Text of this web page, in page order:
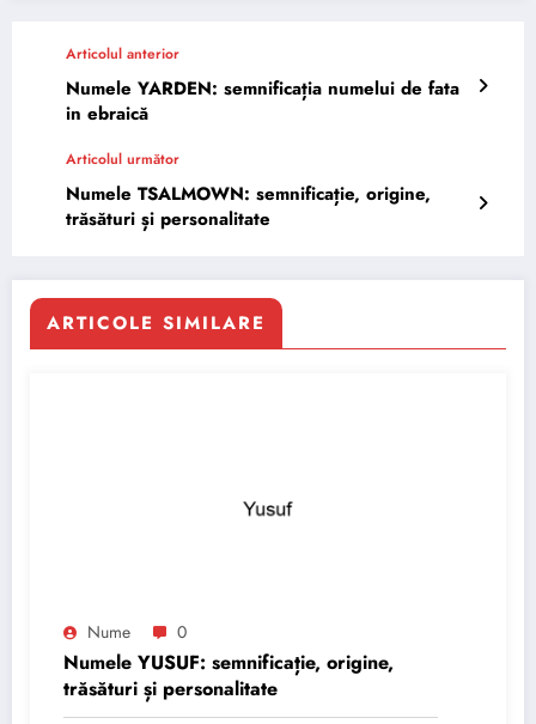
Articolul anterior
Numele YARDEN: semnificația numelui de fata
in ebraică
Articolul următor
Numele TSALMOWN: semnificație, origine,
trăsături și personalitate
ARTICOLE SIMILARE
Nume 0
Numele YUSUF: semnificație, origine,
trăsături și personalitate